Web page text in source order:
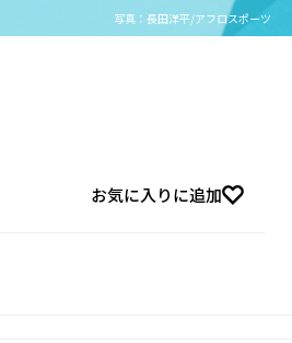
写真：長田洋平/アフロスポーツ
お気に入りに追加